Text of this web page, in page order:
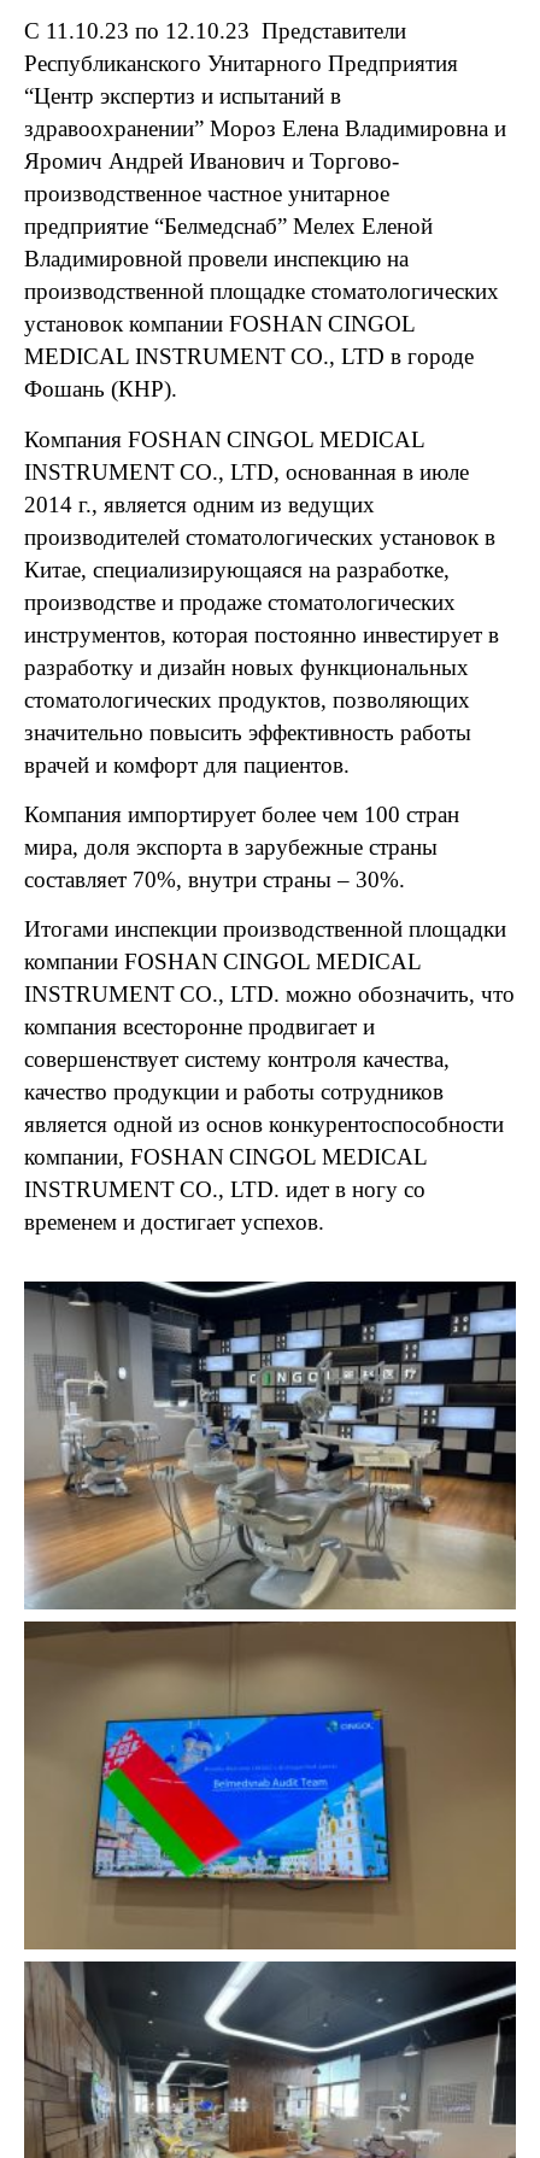
С 11.10.23 по 12.10.23 Представители
Республиканского Унитарного Предприятия
“Центр экспертиз и испытаний в
здравоохранении” Мороз Елена Владимировна и
Яромич Андрей Иванович и Торгово-
производственное частное унитарное
предприятие “Белмедснаб” Мелех Еленой
Владимировной провели инспекцию на
производственной площадке стоматологических
установок компании FOSHANCINGOL
MEDICAL INSTRUMENTCO., LTD в городе
Фошань (КНР).
Компания FOSHANCINGOL MEDICAL
INSTRUMENTCO., LTD, основанная в июле
2014 г., является одним из ведущих
производителей стоматологических установок в
Китае, специализирующаяся на разработке,
производстве и продаже стоматологических
инструментов, которая постоянно инвестирует в
разработку и дизайн новых функциональных
стоматологических продуктов, позволяющих
значительно повысить эффективность работы
врачей и комфорт для пациентов.
Компания импортирует более чем 100 стран
мира, доля экспорта в зарубежные страны
составляет 70%, внутри страны – 30%.
Итогами инспекции производственной площадки
компании FOSHANCINGOL MEDICAL
INSTRUMENTCO., LTD. можно обозначить, что
компания всесторонне продвигает и
совершенствует систему контроля качества,
качество продукции и работы сотрудников
является одной из основ конкурентоспособности
компании, FOSHANCINGOL MEDICAL
INSTRUMENTCO., LTD. идет в ногу со
временем и достигает успехов.